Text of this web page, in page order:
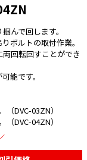
んで回します。
ボルトの取付作業。
回転回すことができ
能です。
DVC-03ZN）
04ZN）